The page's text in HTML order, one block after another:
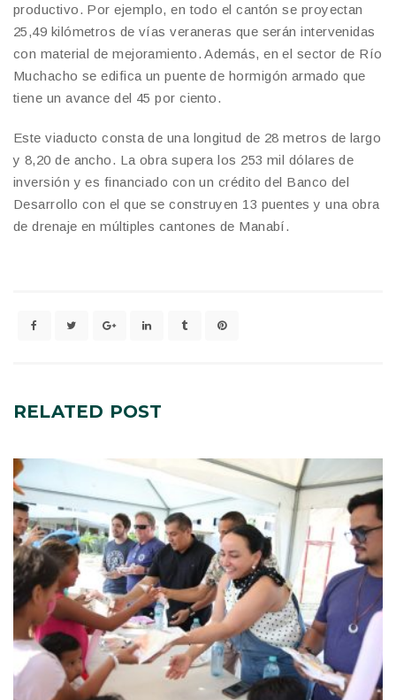
productivo. Por ejemplo, en todo el cantón se proyectan
25,49 kilómetros de vías veraneras que serán intervenidas
con material de mejoramiento. Además, en el sector de Río
Muchacho se edifica un puente de hormigón armado que
tiene un avance del 45 por ciento.
Este viaducto consta de una longitud de 28 metros de largo
y 8,20 de ancho. La obra supera los 253 mil dólares de
inversión y es financiado con un crédito del Banco del
Desarrollo con el que se construyen 13 puentes y una obra
de drenaje en múltiples cantones de Manabí.
RELATED POST